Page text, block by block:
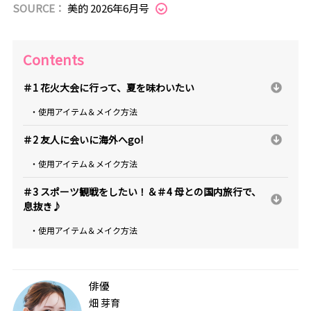
SOURCE： 美的 2026年6月号
Contents
＃1 花火大会に行って、夏を味わいたい
・使用アイテム＆メイク方法
＃2 友人に会いに海外へgo!
・使用アイテム＆メイク方法
＃3 スポーツ観戦をしたい！＆＃4 母との国内旅行で、
息抜き♪
・使用アイテム＆メイク方法
俳優
畑 芽育